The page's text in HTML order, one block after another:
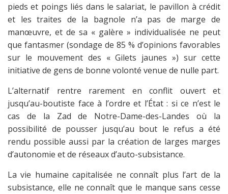
pieds et poings liés dans le salariat, le pavillon à crédit
et les traites de la bagnole n’a pas de marge de
manœuvre, et de sa « galère » individualisée ne peut
que fantasmer (sondage de 85 % d’opinions favorables
sur le mouvement des « Gilets jaunes ») sur cette
initiative de gens de bonne volonté venue de nulle part.
L’alternatif rentre rarement en conflit ouvert et
jusqu’au-boutiste face à l’ordre et l’État : si ce n’est le
cas de la Zad de Notre-Dame-des-Landes où la
possibilité de pousser jusqu’au bout le refus a été
rendu possible aussi par la création de larges marges
d’autonomie et de réseaux d’auto-subsistance.
La vie humaine capitalisée ne connaît plus l’art de la
subsistance, elle ne connaît que le manque sans cesse